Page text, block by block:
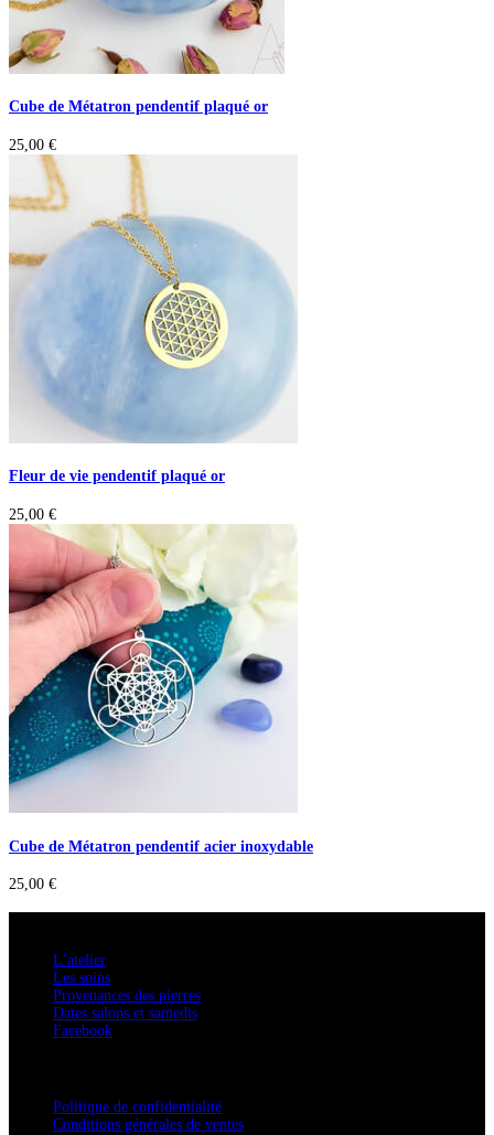
Cube de Métatron pendentif plaqué or
25,00 €
Fleur de vie pendentif plaqué or
25,00 €
Cube de Métatron pendentif acier inoxydable
25,00 €
L’atelier
Les soins
Provenances des pierres
Dates salons et samedis
Facebook
Politique de confidentialité
Conditions générales de ventes